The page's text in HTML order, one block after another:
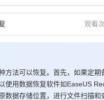
观看
方法可以恢复。首先，如果定
使用数据恢复软件如EaseUS
数据存储位置，进行文件扫描